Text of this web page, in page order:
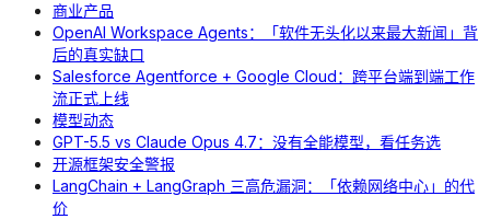
商业产品
OpenAI Workspace Agents：「软件无头化以来最大新闻」背
后的真实缺口
Salesforce Agentforce + Google Cloud：跨平台端到端工作
流正式上线
模型动态
GPT-5.5 vs Claude Opus 4.7：没有全能模型，看任务选
开源框架安全警报
LangChain + LangGraph 三高危漏洞：「依赖网络中心」的代
价